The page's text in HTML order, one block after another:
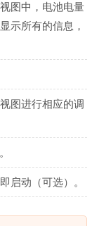
图中，电池电量
示所有的信息，
图进行相应的调
启动（可选）。